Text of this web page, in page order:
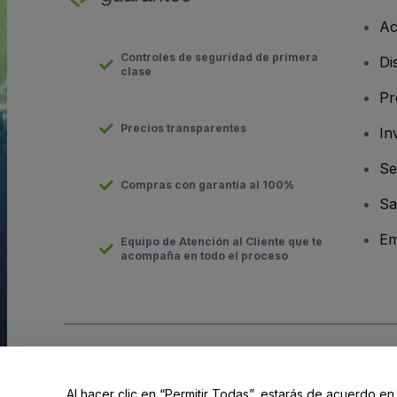
Controles de seguridad de primera
clase
Precios transparentes
Compras con garantía al 100%
Equipo de Atención al Cliente que te
acompaña en todo el proceso
Al hacer clic en “Permitir Todas”, estarás de acuerdo